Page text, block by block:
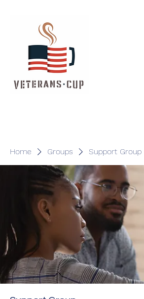
Home Groups Support Group